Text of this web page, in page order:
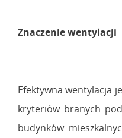
Znaczenie wentylacji
Efektywna wentylacja
kryteriów branych
budynków